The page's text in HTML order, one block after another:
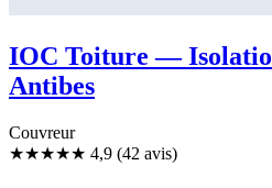
IOC Toiture —
Antibes
Couvreur
★★★★★ 4,9 (42 avis)